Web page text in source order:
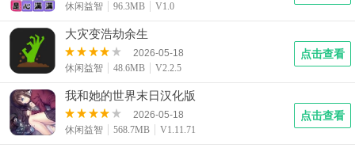
休闲益智
96.3MB V1.0
大灾变浩劫余生
2026-05-18
休闲益智
48.6MB V2.2.5
点击查看
我和她的世界末日汉化版
2026-05-18
休闲益智
568.7MB V1.11.71
点击查看